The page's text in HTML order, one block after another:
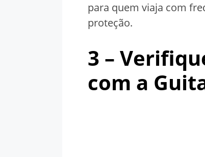
para quem viaja com
proteção.
3 –
com a